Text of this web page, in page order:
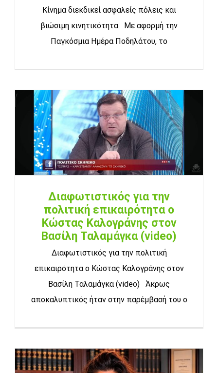
Κίνημα διεκδικεί ασφαλείς πόλεις και
βιώσιμη κινητικότητα Με αφορμή την
Παγκόσμια Ημέρα Ποδηλάτου, το
Διαφωτιστικός για την
πολιτική επικαιρότητα ο
Κώστας Καλογράνης στον
Βασίλη Ταλαμάγκα (video)
Διαφωτιστικός για την πολιτική
επικαιρότητα ο Κώστας Καλογράνης στον
Βασίλη Ταλαμάγκα (video) Άκρως
αποκαλυπτικός ήταν στην παρέμβασή του ο